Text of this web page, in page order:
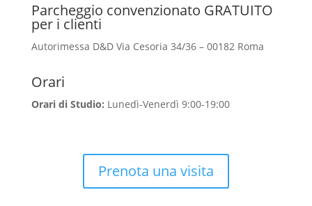
Parcheggio convenzionato GRATUITO
per i clienti
Autorimessa D&D Via Cesoria 34/36 – 00182 Roma
Orari
Orari di Studio: Lunedì-Venerdì 9:00-19:00
Prenota una visita